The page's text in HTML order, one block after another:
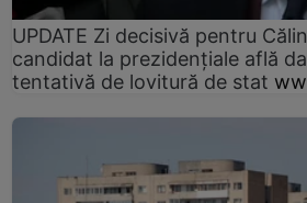
UPDATE Zi decisivă pentru
candidat la prezidențiale află
tentativă de lovitură de stat